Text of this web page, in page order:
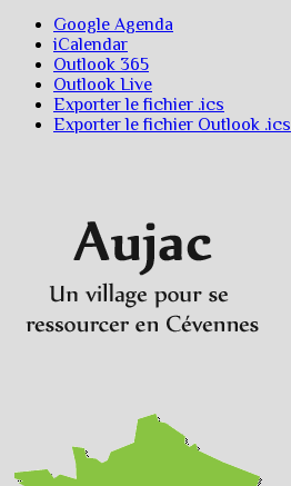
Google Agenda
iCalendar
Outlook 365
Outlook Live
Exporter le fichier .ics
Exporter le fichier Outlook .ics